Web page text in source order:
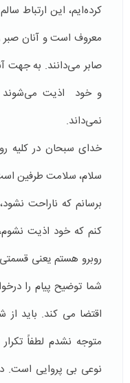
کرده‌ایم، این ارتباط
معروف است و آنان صبر
صابر می‌دانند. به جهت
و خود اذیت می‌شوند
نمی‌داند.
خدای سبحان در کلیه
سلام، سلامت طرفین
برسانم که ناراحت
کنم که خود اذیت
روبرو هستم یعنی قسمتی
شما توضیح پیام را
اقتضا می کند. باید
متوجه نشدم لطفاً
نوعی بی پروایی است.